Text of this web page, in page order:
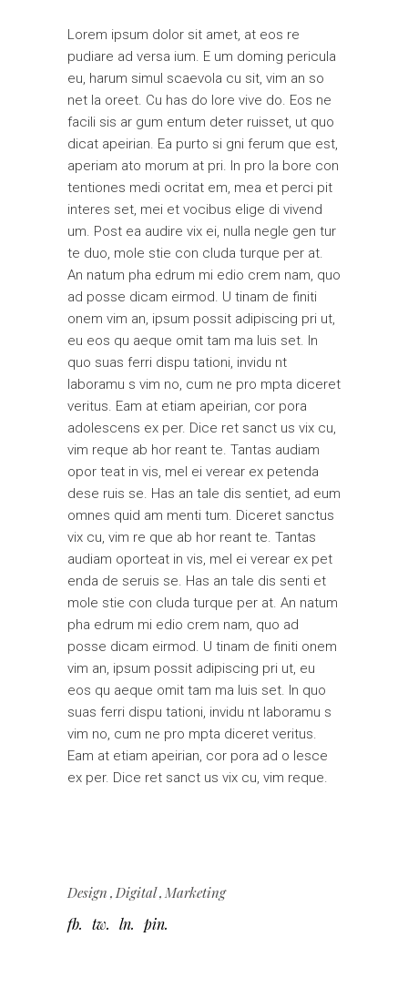
Lorem ipsum dolor sit amet, at eos re
pudiare ad versa ium. E um doming pericula
eu, harum simul scaevola cu sit, vim an so
net la oreet. Cu has do lore vive do. Eos ne
facili sis ar gum entum deter ruisset, ut quo
dicat apeirian. Ea purto si gni ferum que est,
aperiam ato morum at pri. In pro la bore con
tentiones medi ocritat em, mea et perci pit
interes set, mei et vocibus elige di vivend
um. Post ea audire vix ei, nulla negle gen tur
te duo, mole stie con cluda turque per at.
An natum pha edrum mi edio crem nam, quo
ad posse dicam eirmod. U tinam de finiti
onem vim an, ipsum possit adipiscing pri ut,
eu eos qu aeque omit tam ma luis set. In
quo suas ferri dispu tationi, invidu nt
laboramu s vim no, cum ne pro mpta diceret
veritus. Eam at etiam apeirian, cor pora
adolescens ex per. Dice ret sanct us vix cu,
vim reque ab hor reant te. Tantas audiam
opor teat in vis, mel ei verear ex petenda
dese ruis se. Has an tale dis sentiet, ad eum
omnes quid am menti tum. Diceret sanctus
vix cu, vim re que ab hor reant te. Tantas
audiam oporteat in vis, mel ei verear ex pet
enda de seruis se. Has an tale dis senti et
mole stie con cluda turque per at. An natum
pha edrum mi edio crem nam, quo ad
posse dicam eirmod. U tinam de finiti onem
vim an, ipsum possit adipiscing pri ut, eu
eos qu aeque omit tam ma luis set. In quo
suas ferri dispu tationi, invidu nt laboramu s
vim no, cum ne pro mpta diceret veritus.
Eam at etiam apeirian, cor pora ad o lesce
ex per. Dice ret sanct us vix cu, vim reque.
Design Digital Marketing
fb tw ln pin